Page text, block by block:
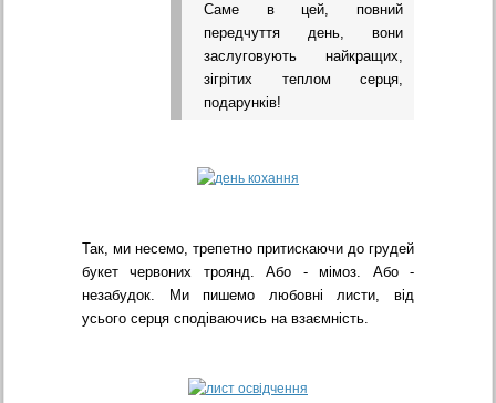
Саме в цей, повний
передчуття день, вони
заслуговують найкращих,
зігрітих теплом серця,
подарунків!
Так, ми несемо, трепетно притискаючи до грудей
букет червоних троянд. Або - мімоз. Або -
незабудок. Ми пишемо любовні листи, від
усього серця сподіваючись на взаємність.